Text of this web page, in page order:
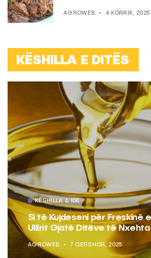
AGROWEB 4 KORRIK, 2025
KËSHILLA E DITËS
KËSHILLA & IDE
Pse Nuk Duhet të
Aluminit për Ruajtjen e
AGROWEB 7 QERSHOR, 2025